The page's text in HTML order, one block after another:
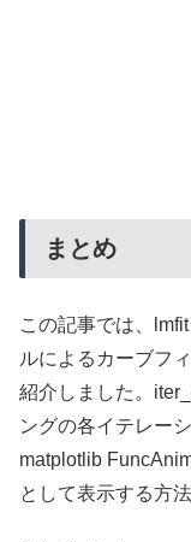
まとめ
この記事では、
ルによるカーブフ
紹介しました。
ングの各イテレー
matplotlib
として表示する方